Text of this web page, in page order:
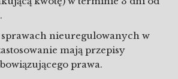
sprawach nieuregulowanych w
mają przepisy
prawa.